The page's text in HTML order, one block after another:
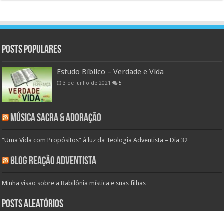
Posts populares
Estudo Bíblico – Verdade e Vida
3 de junho de 2021 5
Música Sacra & Adoração
“Uma Vida com Propósitos” à luz da Teologia Adventista – Dia 32
Blog Reação Adventista
Minha visão sobre a Babilônia mística e suas filhas
Posts aleatórios